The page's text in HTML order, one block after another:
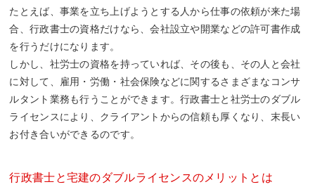
たとえば、事業を立ち上げようとする人から仕事の依頼が来た場
合、行政書士の資格だけなら、会社設立や開業などの許可書作成
を行うだけになります。
しかし、社労士の資格を持っていれば、その後も、その人と会社
に対して、雇用・労働・社会保険などに関するさまざまなコンサ
ルタント業務も行うことができます。行政書士と社労士のダブル
ライセンスにより、クライアントからの信頼も厚くなり、末長い
お付き合いができるのです。
行政書士と宅建のダブルライセンスのメリットとは